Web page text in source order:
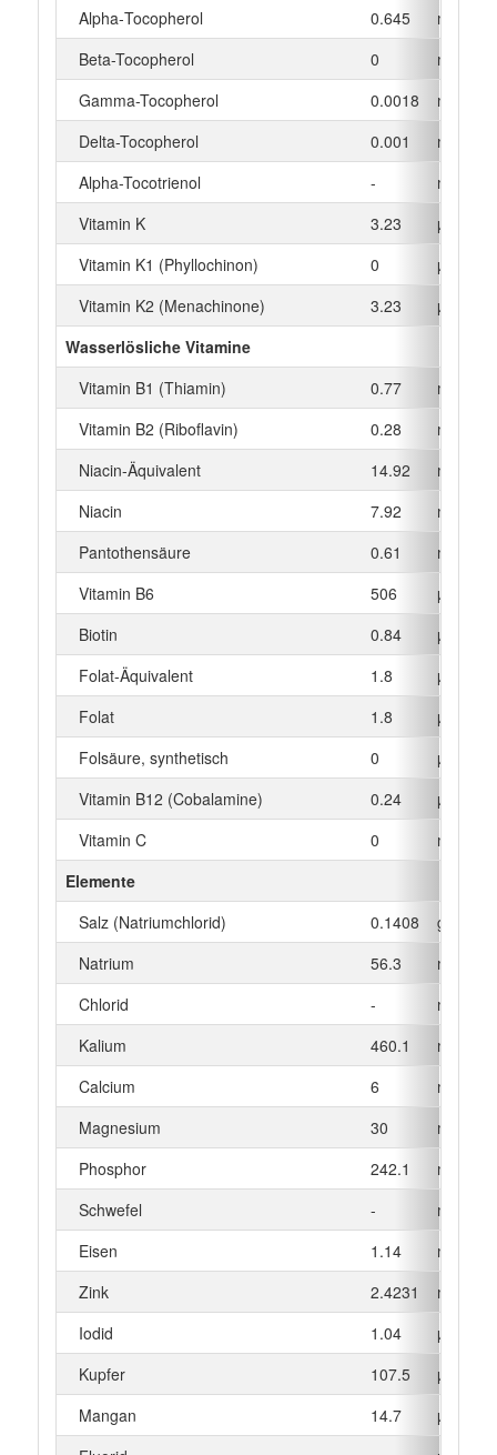
Alpha‑Tocopherol
0.645
mg
Beta-Tocopherol
0
mg
Gamma-Tocopherol
0.0018
mg
Delta-Tocopherol
0.001
mg
Alpha-Tocotrienol
-
mg
Vitamin K
3.23
µg
Vitamin K1 (Phyllochinon)
0
µg
Vitamin K2 (Menachinone)
3.23
µg
Wasserlösliche Vitamine
Vitamin B1 (Thiamin)
0.77
mg
Vitamin B2 (Riboflavin)
0.28
mg
Niacin-Äquivalent
14.92
mg
Niacin
7.92
mg
Pantothensäure
0.61
mg
Vitamin B6
506
µg
Biotin
0.84
µg
Folat-Äquivalent
1.8
µg
Folat
1.8
µg
Folsäure, synthetisch
0
µg
Vitamin B12 (Cobalamine)
0.24
µg
Vitamin C
0
mg
Elemente
Salz (Natriumchlorid)
0.1408
g
Natrium
56.3
mg
Chlorid
-
mg
Kalium
460.1
mg
Calcium
6
mg
Magnesium
30
mg
Phosphor
242.1
mg
Schwefel
-
mg
Eisen
1.14
mg
Zink
2.4231
mg
Iodid
1.04
µg
Kupfer
107.5
µg
Mangan
14.7
µg